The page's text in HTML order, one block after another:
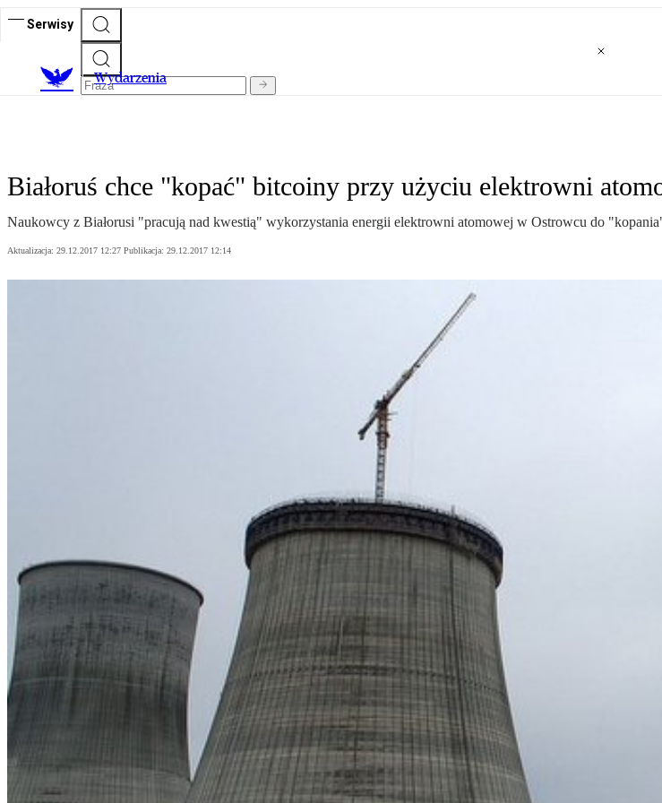
Serwisy
Wydarzenia
Białoruś chce "kopać" bitcoiny przy użyciu elektrowni
Naukowcy z Białorusi "pracują nad kwestią" wykorzystania energii elektrowni atomowej w Ostrowcu do
Aktualizacja: 29.12.2017 12:27 Publikacja: 29.12.2017 12:14